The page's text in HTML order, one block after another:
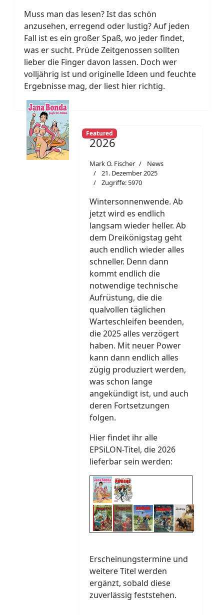
Muss man das lesen? Ist das schön
anzusehen, erregend oder lustig? Auf jeden
Fall ist es ein großer Spaß, wo jeder findet,
was er sucht. Prüde Zeitgenossen sollten
lieber die Finger davon lassen. Doch wer
volljährig ist und originelle Ideen und feuchte
Ergebnisse mag, der liest hier richtig.
Featured
2026
Mark O. Fischer
News
21. Dezember 2025
Zugriffe: 5970
Wintersonnenwende. Ab
jetzt wird es endlich
langsam wieder heller. Ab
dem Dreikönigstag geht
auch endlich wieder alles
schneller. Denn dann
kommt endlich die
notwendige technische
Aufrüstung, die die
qualvollen täglichen
Warteschleifen beenden,
die 2025 alles verzögert
haben. Mit neuer Power
kann dann endlich alles
zügig produziert werden,
was schon lange
angekündigt ist, und auch
deren Fortsetzungen
folgen.
Hier findet ihr alle
EPSiLON-Titel, die 2026
lieferbar sein werden:
Erscheinungstermine und
weitere Titel werden
ergänzt, sobald diese
zuverlässig feststehen.